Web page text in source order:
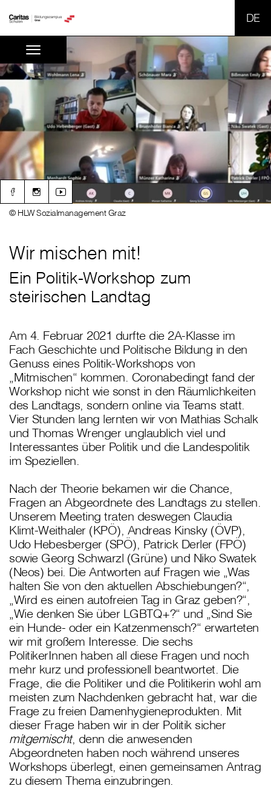
Wir mischen mit!
© HLW Sozialmanagement Graz
Ein Politik-Workshop zum
steirischen Landtag
Am 4. Februar 2021 durfte die 2A-Klasse im
Fach Geschichte und Politische Bildung in den
Genuss eines Politik-Workshops von
„Mitmischen“ kommen. Coronabedingt fand der
Workshop nicht wie sonst in den Räumlichkeiten
des Landtags, sondern online via Teams statt.
Vier Stunden lang lernten wir von Mathias Schalk
und Thomas Wrenger unglaublich viel und
Interessantes über Politik und die Landespolitik
im Speziellen.
Nach der Theorie bekamen wir die Chance,
Fragen an Abgeordnete des Landtags zu stellen.
Unserem Meeting traten deswegen Claudia
Klimt-Weithaler (KPÖ), Andreas Kinsky (ÖVP),
Udo Hebesberger (SPÖ), Patrick Derler (FPÖ)
sowie Georg Schwarzl (Grüne) und Niko Swatek
(Neos) bei. Die Antworten auf Fragen wie „Was
halten Sie von den aktuellen Abschiebungen?“,
„Wird es einen autofreien Tag in Graz geben?“,
„Wie denken Sie über LGBTQ+?“ und „Sind Sie
ein Hunde- oder ein Katzenmensch?“ erwarteten
wir mit großem Interesse. Die sechs
PolitikerInnen haben all diese Fragen und noch
mehr kurz und professionell beantwortet. Die
Frage, die die Politiker und die Politikerin wohl am
meisten zum Nachdenken gebracht hat, war die
Frage zu freien Damenhygieneprodukten. Mit
dieser Frage haben wir in der Politik sicher
mitgemischt, denn die anwesenden
Abgeordneten haben noch während unseres
Workshops überlegt, einen gemeinsamen Antrag
zu diesem Thema einzubringen.